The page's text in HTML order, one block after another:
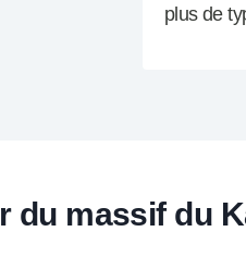
plus de
du massif du